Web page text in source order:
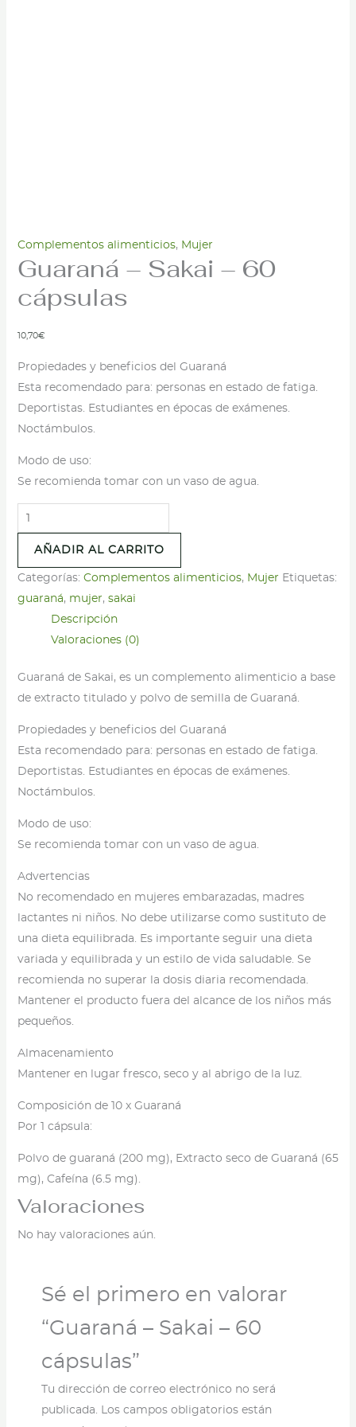
Complementos alimenticios, Mujer
Guaraná – Sakai – 60
cápsulas
10,70€
Propiedades y beneficios del Guaraná
Esta recomendado para: personas en estado de fatiga.
Deportistas. Estudiantes en épocas de exámenes.
Noctámbulos.
Modo de uso:
Se recomienda tomar con un vaso de agua.
Guaraná
-
Sakai
-
60
cápsulas
cantidad
AÑADIR AL CARRITO
Categorías: Complementos alimenticios, Mujer Etiquetas:
guaraná, mujer, sakai
Descripción
Valoraciones (0)
Guaraná de Sakai, es un complemento alimenticio a base
de extracto titulado y polvo de semilla de Guaraná.
Propiedades y beneficios del Guaraná
Esta recomendado para: personas en estado de fatiga.
Deportistas. Estudiantes en épocas de exámenes.
Noctámbulos.
Modo de uso:
Se recomienda tomar con un vaso de agua.
Advertencias
No recomendado en mujeres embarazadas, madres
lactantes ni niños. No debe utilizarse como sustituto de
una dieta equilibrada. Es importante seguir una dieta
variada y equilibrada y un estilo de vida saludable. Se
recomienda no superar la dosis diaria recomendada.
Mantener el producto fuera del alcance de los niños más
pequeños.
Almacenamiento
Mantener en lugar fresco, seco y al abrigo de la luz.
Composición de 10 x Guaraná
Por 1 cápsula:
Polvo de guaraná (200 mg), Extracto seco de Guaraná (65
mg), Cafeína (6.5 mg).
Valoraciones
No hay valoraciones aún.
Sé el primero en valorar
“Guaraná – Sakai – 60
cápsulas”
Tu dirección de correo electrónico no será
publicada. Los campos obligatorios están